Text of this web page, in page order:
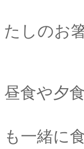
「わ
たしのお
君が
昼食や夕
いつ
も一緒に